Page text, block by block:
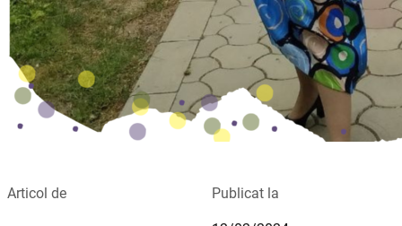
Articol de Publicat la